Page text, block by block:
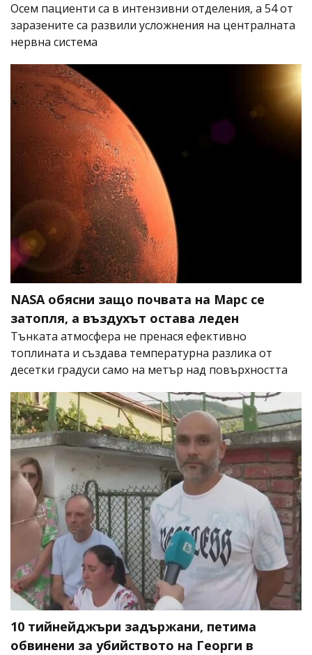
Осем пациенти са в интензивни отделения, а 54 от
заразените са развили усложнения на централната
нервна система
NASA обясни защо почвата на Марс се
затопля, а въздухът остава леден
Тънката атмосфера не пренася ефективно
топлината и създава температурна разлика от
десетки градуси само на метър над повърхността
10 тийнейджъри задържани, петима
обвинени за убийството на Георги в